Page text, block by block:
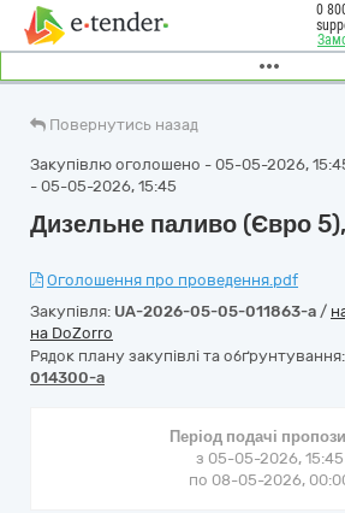
0
Повернутись назад
Закупівлю оголошено - 05-05-2026,
- 05-05-2026, 15:45
Дизельне паливо (Євро
Оголошення про проведення.pdf
Закупівля: UA-2026-05-05-011863-a /
на DoZorro
Рядок плану закупівлі та обґрунтування:
014300-a
Період подачі
з 05-05-2026, 15:45
по 08-05-2026,